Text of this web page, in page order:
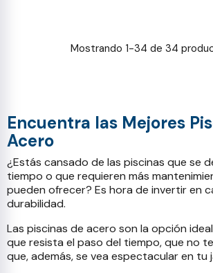
Mostrando 1-34 de 34
Encuentra las Mejores
Acero
¿Estás cansado de las piscinas que se
tiempo o que requieren más
pueden ofrecer? Es hora de invertir en
durabilidad.
Las piscinas de acero son la opción
que resista el paso del tiempo, que no
que, además, se vea espectacular en tu